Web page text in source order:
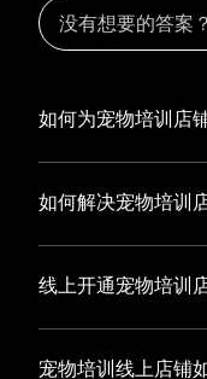
如何为宠物培训店
为宠物培训店铺实现
零售的一体化解决方
培训店铺的运营效率
如何解决宠物培训
宠物培训店铺精细化
客户流失问题，通过
升复购率，实现业绩
线上开通宠物培训
选择有赞新零售，您
属于您的有赞微商城
宠物培训线上店铺